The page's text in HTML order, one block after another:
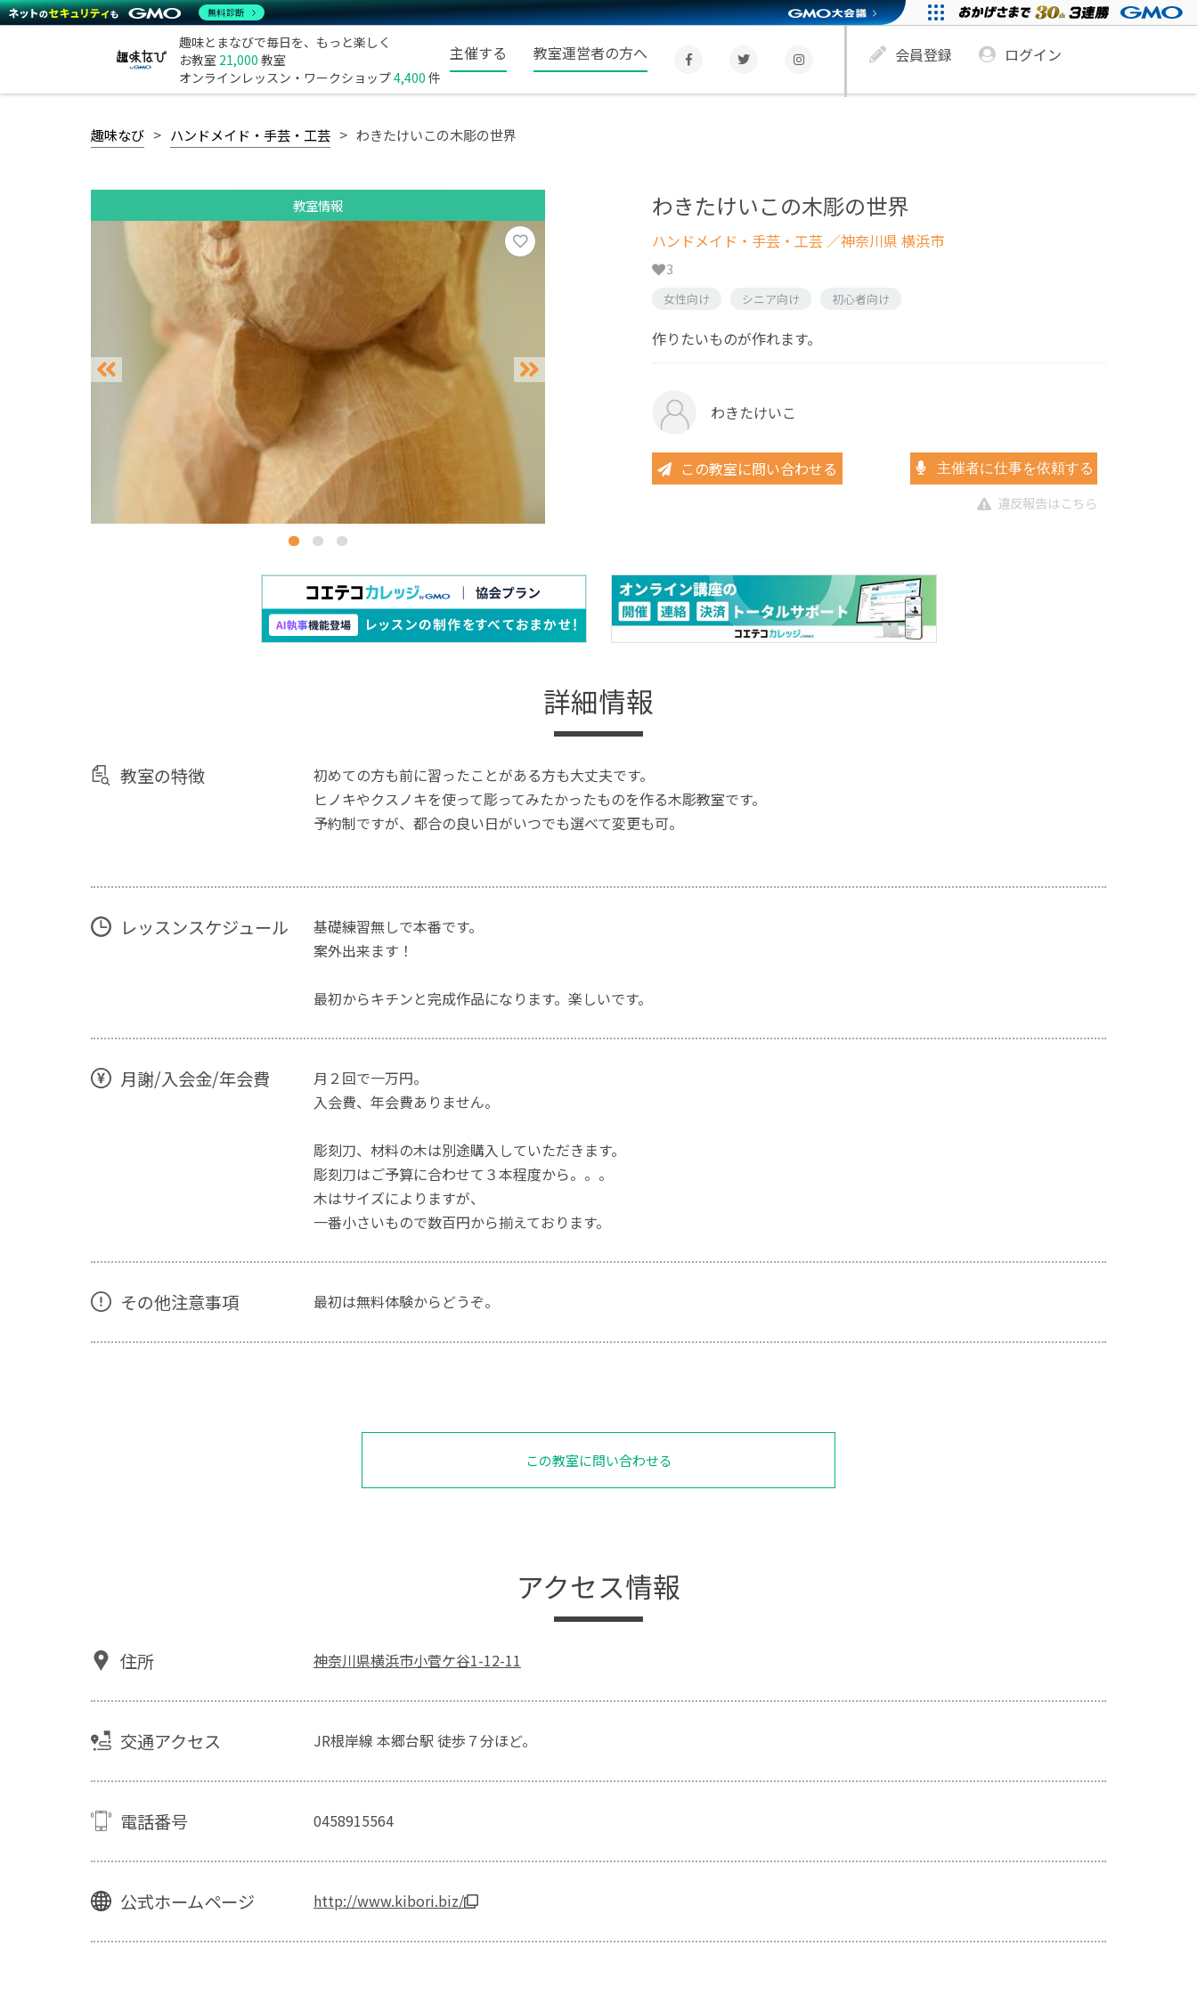
趣味とまなびで毎日を、もっと楽しく
お教室 21,000 教室
オンラインレッスン・ワークショップ4,400 件
主催する 教室運営者の方へ 会員登録 ログイン
趣味なび ハンドメイド・手芸・工芸 わきたけいこの木彫の世界
教室情報 わきたけいこの木彫の世界
ハンドメイド・手芸・工芸 ／神奈川県 横浜市
3
女性向け シニア向け 初心者向け
作りたいものが作れます。
わきたけいこ
この教室に問い合わせる 主催者に仕事を依頼する
違反報告はこちら
詳細情報
教室の特徴
初めての方も前に習ったことがある方も大丈夫です。
ヒノキやクスノキを使って彫ってみたかったものを作る木彫教室です。
予約制ですが、都合の良い日がいつでも選べて変更も可。
レッスンスケジュール
基礎練習無しで本番です。
案外出来ます！
最初からキチンと完成作品になります。楽しいです。
月謝/入会金/年会費
月２回で一万円。
入会費、年会費ありません。
彫刻刀、材料の木は別途購入していただきます。
彫刻刀はご予算に合わせて３本程度から。。。
木はサイズによりますが、
一番小さいもので数百円から揃えております。
その他注意事項 最初は無料体験からどうぞ。
この教室に問い合わせる
アクセス情報
住所 神奈川県横浜市小菅ケ谷1-12-11
交通アクセス JR根岸線 本郷台駅 徒歩７分ほど。
電話番号 0458915564
公式ホームページ http://www.kibori.biz/
無料診断